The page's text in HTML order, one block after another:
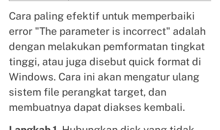
Cara paling efektif untuk memperbaiki
error "The parameter is incorrect" adalah
dengan melakukan pemformatan tingkat
tinggi, atau juga disebut quick format di
Windows. Cara ini akan mengatur ulang
sistem file perangkat target, dan
membuatnya dapat diakses kembali.